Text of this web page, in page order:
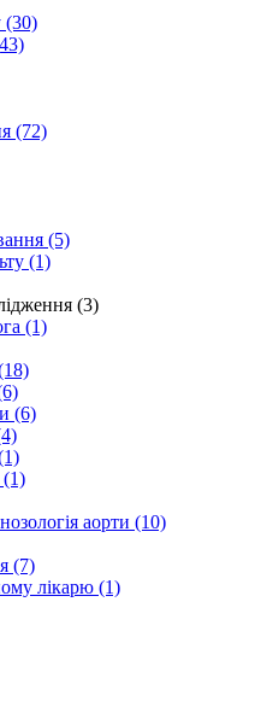
(30)
(72)
(5)
(1)
(3)
(1)
(6)
(1)
аорти (10)
(7)
лікарю (1)